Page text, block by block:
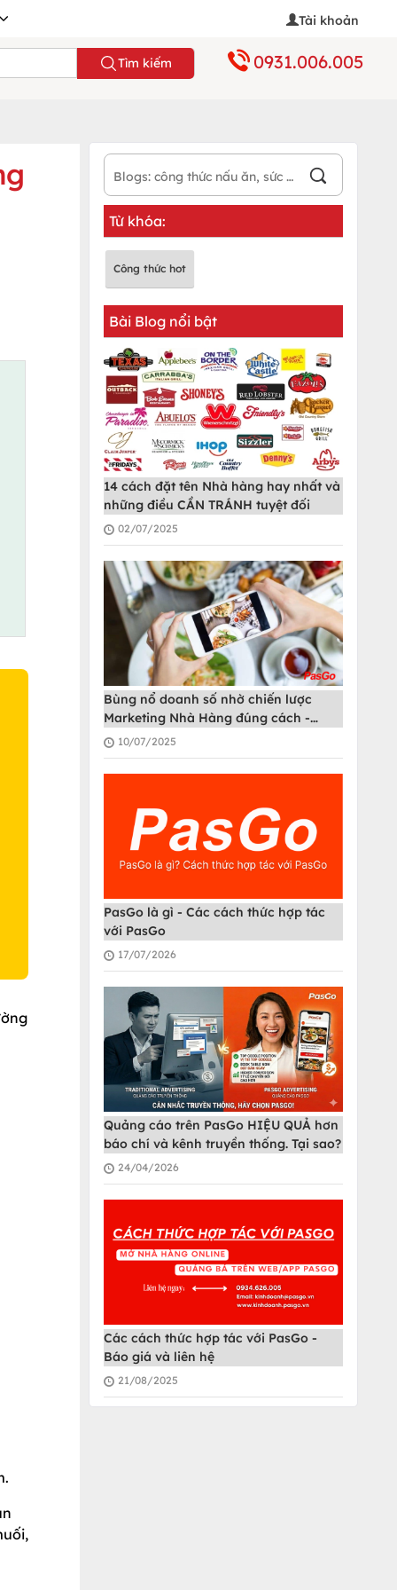
Tài khoản
Tìm kiếm 0931.006.005
Từ khóa:
Công thức hot
Bài Blog nổi bật
14 cách đặt tên Nhà hàng hay nhất và
những điều CẦN TRÁNH tuyệt đối
02/07/2025
Bùng nổ doanh số nhờ chiến lược
Marketing Nhà Hàng đúng cách -
PasGo
10/07/2025
PasGo là gì - Các cách thức hợp tác
với PasGo
17/07/2026
Quảng cáo trên PasGo HIỆU QUẢ hơn
báo chí và kênh truyền thống. Tại sao?
24/04/2026
Các cách thức hợp tác với PasGo -
Báo giá và liên hệ
21/08/2025